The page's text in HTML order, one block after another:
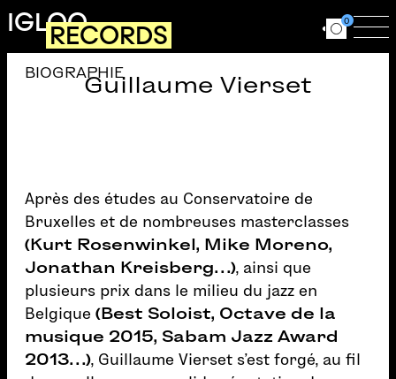
Aller au contenu principal
IGLOORECORDS Ouvrir le
0
Guillaume Vierset
BIOGRAPHIE
Après des études au Conservatoire de
Bruxelles et de nombreuses masterclasses
(Kurt Rosenwinkel, Mike Moreno,
Jonathan Kreisberg…), ainsi que
plusieurs prix dans le milieu du jazz en
Belgique (Best Soloist, Octave de la
musique 2015, Sabam Jazz Award
2013…), Guillaume Vierset s’est forgé, au fil